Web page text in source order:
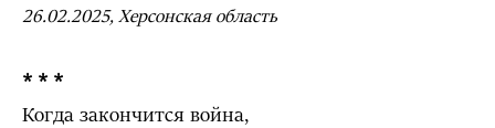
26.02.2025, Херсонская область
* * *
Когда закончится война,